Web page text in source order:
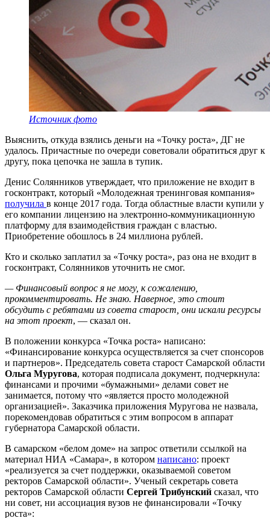
Источник фото
Выяснить, откуда взялись деньги на «Точку роста», ДГ не
удалось. Причастные по очереди советовали обратиться друг к
другу, пока цепочка не зашла в тупик.
Денис Солянников утверждает, что приложение не входит в
госконтракт, который «Молодежная тренинговая компания»
получила в конце 2017 года. Тогда областные власти купили у
его компании лицензию на электронно-коммуникационную
платформу для взаимодействия граждан с властью.
Приобретение обошлось в 24 миллиона рублей.
Кто и сколько заплатил за «Точку роста», раз она не входит в
госконтракт, Солянников уточнить не смог.
— Финансовый вопрос я не могу, к сожалению,
прокомментировать. Не знаю. Наверное, это стоит
обсудить с ребятами из совета старост, они искали ресурсы
на этот проект, — сказал он.
В положении конкурса «Точка роста» написано:
«Финансирование конкурса осуществляется за счет спонсоров
и партнеров». Председатель совета старост Самарской области
Ольга Муругова, которая подписала документ, подчеркнула:
финансами и прочими «бумажными» делами совет не
занимается, потому что «является просто молодежной
организацией». Заказчика приложения Муругова не назвала,
порекомендовав обратиться с этим вопросом в аппарат
губернатора Самарской области.
В самарском «белом доме» на запрос ответили ссылкой на
материал НИА «Самара», в котором написано: проект
«реализуется за счет поддержки, оказываемой советом
ректоров Самарской области». Ученый секретарь совета
ректоров Самарской области Сергей Трибунский сказал, что
ни совет, ни ассоциация вузов не финансировали «Точку
роста»: